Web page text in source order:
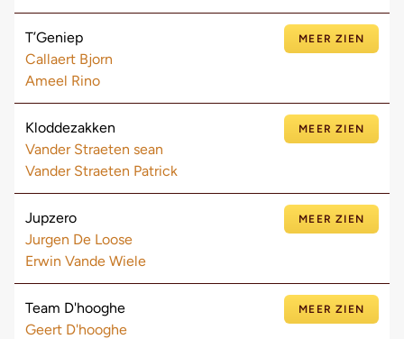
T’Geniep
Callaert Bjorn
Ameel Rino
MEER ZIEN
Kloddezakken
Vander Straeten sean
Vander Straeten Patrick
MEER ZIEN
Jupzero
Jurgen De Loose
Erwin Vande Wiele
MEER ZIEN
Team D'hooghe
Geert D'hooghe
MEER ZIEN